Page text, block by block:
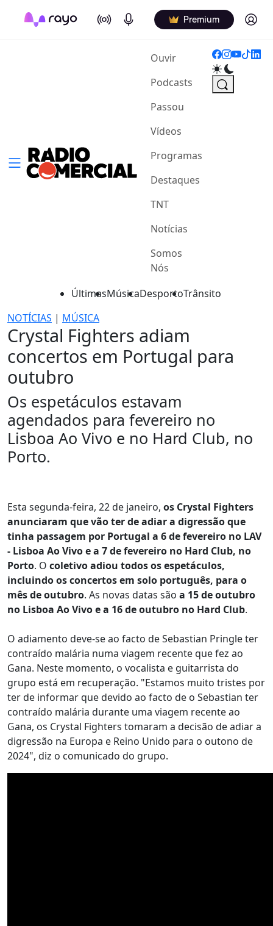
On Air Podcasts Premium Log in
Ouvir(current)
Podcasts
Passou
Vídeos
Programas
Destaques
TNT
Notícias
Somos
Nós
ÚltimasMúsicaDesportoTrânsito
NOTÍCIAS | MÚSICA
Crystal Fighters adiam
concertos em Portugal para
outubro
Os espetáculos estavam
agendados para fevereiro no
Lisboa Ao Vivo e no Hard Club, no
Porto.
Esta segunda-feira, 22 de janeiro, os Crystal Fighters
anunciaram que vão ter de adiar a digressão que
tinha passagem por Portugal a 6 de fevereiro no LAV
- Lisboa Ao Vivo e a 7 de fevereiro no Hard Club, no
Porto. O coletivo adiou todos os espetáculos,
incluindo os concertos em solo português, para o
mês de outubro. As novas datas são a 15 de outubro
no Lisboa Ao Vivo e a 16 de outubro no Hard Club.
O adiamento deve-se ao facto de Sebastian Pringle ter
contraído malária numa viagem recente que fez ao
Gana. Neste momento, o vocalista e guitarrista do
grupo está em recuperação. "Estamos muito tristes por
ter de informar que devido ao facto de o Sebastian ter
contraído malária durante uma viagem recente ao
Gana, os Crystal Fighters tomaram a decisão de adiar a
digressão na Europa e Reino Unido para o outono de
2024", diz o comunicado do grupo.